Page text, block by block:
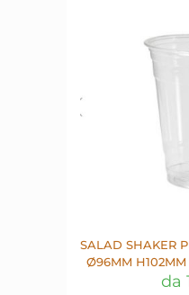
SALAD SHAKER
Ø96MM
da